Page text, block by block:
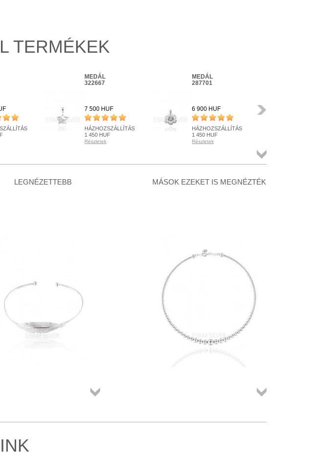
TERMÉKEK
MEDÁL
322667
7 500 HUF
HÁZHOZSZÁLLÍTÁS
1 450 HUF
Részletek
MEDÁL
287701
6 900 HUF
HÁZHOZSZÁLLÍTÁS
1 450 HUF
Részletek
LEGNÉZETTEBB MÁSOK EZEKET IS MEGNÉZTÉK